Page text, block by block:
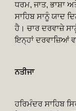
ਧਰਮ, ਜਾਤ, ਭਾਸ਼ਾ
ਸਾਹਿਬ ਸਾਨੂੰ ਯਾਦ
ਹੈ। ਚਾਰ ਦਰਵਾਜ਼ੇ
ਇਨ੍ਹਾਂ ਦਰਵਾਜ਼ਿਆਂ
ਨਤੀਜਾ
ਹਰਿਮੰਦਰ ਸਾਹਿਬ